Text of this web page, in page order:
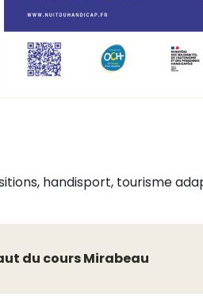
handisport, tourisme
du cours Mirabeau